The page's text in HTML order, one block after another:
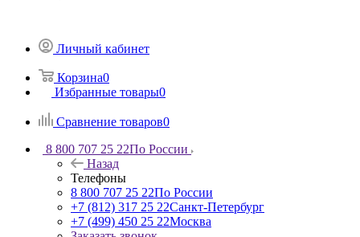
Личный кабинет
Корзина0
Избранные товары0
Сравнение товаров0
8 800 707 25 22По России
Назад
Телефоны
8 800 707 25 22По России
+7 (812) 317 25 22Санкт-Петербург
+7 (499) 450 25 22Москва